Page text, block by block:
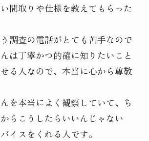
間取りや仕様を教えてもらった
調査の電話がとても苦手なので
は丁寧かつ的確に知りたいこと
る人なので、本当に心から尊敬
を本当によく観察していて、ち
らこうしたらいいんじゃない
イスをくれる人です。